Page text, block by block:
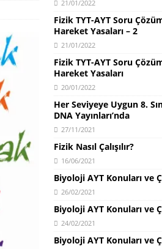
21/01/2022
Fizik TYT-AYT Soru
Hareket Yasaları – 2
21/01/2022
Fizik TYT-AYT Soru
Hareket Yasaları
20/01/2022
Her Seviyeye Uygun 8.
DNA Yayınları’nda
27/11/2021
Fizik Nasıl Çalışılır?
16/06/2021
Biyoloji AYT Konuları ve
26/02/2021
Biyoloji AYT Konuları ve
24/02/2021
Biyoloji AYT Konuları ve